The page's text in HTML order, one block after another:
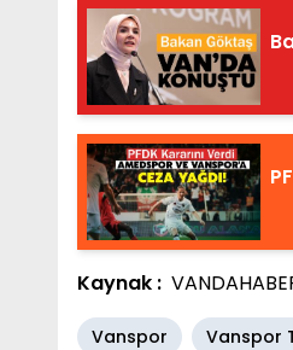
Kaynak :
Vanspor Vanspor